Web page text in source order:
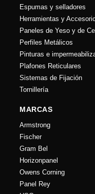
Espumas y selladores
Herramientas y
Paneles de Yeso y de
Perfiles Metálicos
Pinturas e
Plafones Reticulares
Sistemas de Fijación
Tornillería
MARCAS
Armstrong
Fischer
Gram Bel
Horizonpanel
Owens Corning
Panel Rey